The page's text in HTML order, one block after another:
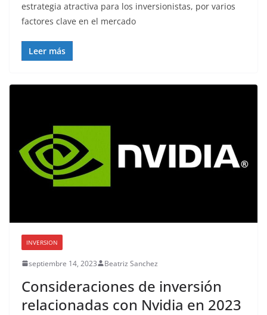
estrategia atractiva para los inversionistas, por varios
factores clave en el mercado
Leer más
INVERSION
septiembre 14, 2023 Beatriz Sanchez
Consideraciones de inversión
relacionadas con Nvidia en 2023